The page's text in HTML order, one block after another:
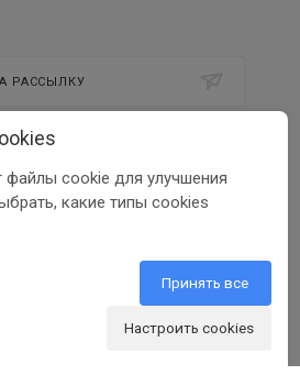
РАССЫЛКУ
info@beltools.ru
Рябиновая ул, 37, стр 1
файлы cookie для улучшения
какие типы cookies
Настроить cookies
Принять все